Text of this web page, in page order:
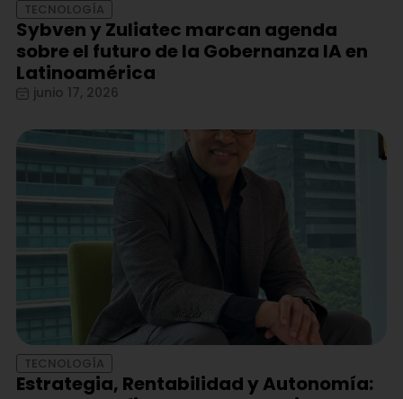
TECNOLOGÍA
Sybven y Zuliatec marcan agenda
sobre el futuro de la Gobernanza IA en
Latinoamérica
junio 17, 2026
TECNOLOGÍA
Estrategia, Rentabilidad y Autonomía: